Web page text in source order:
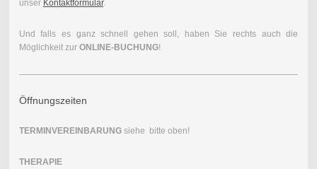
unser Kontaktformular.
Und falls es ganz schnell gehen soll, haben Sie rechts auch die
Möglichkeit zur ONLINE-BUCHUNG!
Öffnungszeiten
TERMINVEREINBARUNGsiehe bitte oben!
THERAPIE